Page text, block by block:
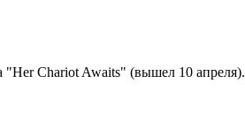
"Her Chariot Awaits" (вышел 10 апреля).